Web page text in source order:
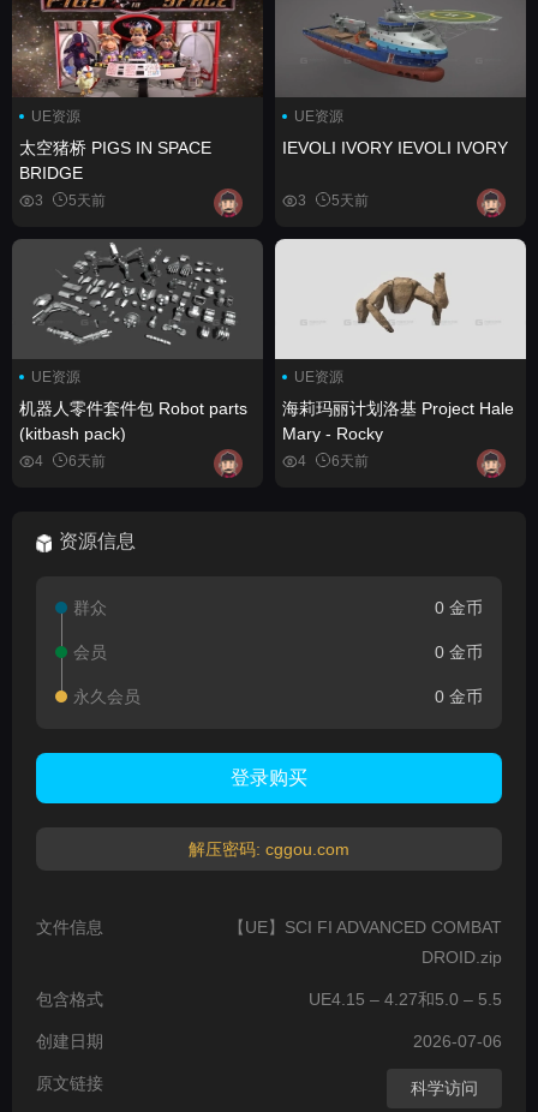
UE资源
太空猪桥 PIGS IN SPACE
BRIDGE
3 5天前
UE资源
IEVOLI IVORY IEVOLI IVORY
3 5天前
UE资源
机器人零件套件包 Robot parts
(kitbash pack)
4 6天前
UE资源
海莉玛丽计划洛基 Project Hale
Mary - Rocky
4 6天前
资源信息
群众 0 金币
会员 0 金币
永久会员 0 金币
登录购买
解压密码: cggou.com
文件信息
【UE】SCI FI ADVANCED COMBAT
DROID.zip
包含格式 UE4.15 – 4.27和5.0 – 5.5
创建日期 2026-07-06
原文链接 科学访问